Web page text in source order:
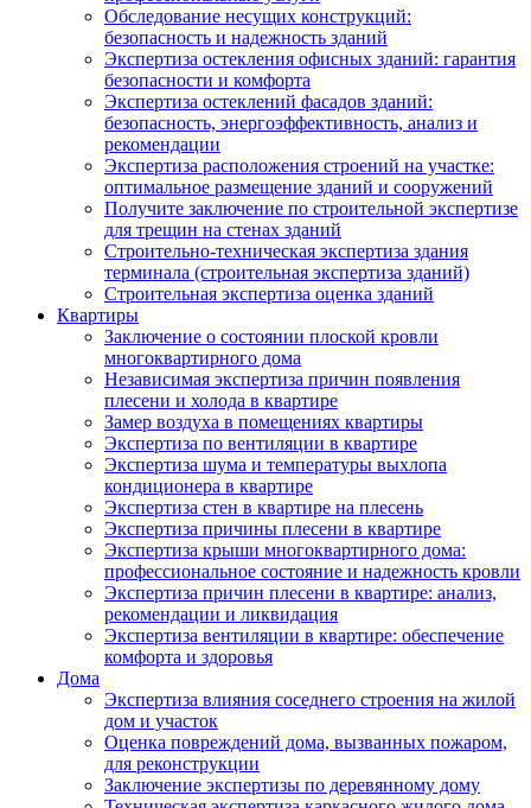
Обследование несущих конструкций:
безопасность и надежность зданий
Экспертиза остекления офисных зданий: гарантия
безопасности и комфорта
Экспертиза остеклений фасадов зданий:
безопасность, энергоэффективность, анализ и
рекомендации
Экспертиза расположения строений на участке:
оптимальное размещение зданий и сооружений
Получите заключение по строительной экспертизе
для трещин на стенах зданий
Строительно-техническая экспертиза здания
терминала (строительная экспертиза зданий)
Строительная экспертиза оценка зданий
Квартиры
Заключение о состоянии плоской кровли
многоквартирного дома
Независимая экспертиза причин появления
плесени и холода в квартире
Замер воздуха в помещениях квартиры
Экспертиза по вентиляции в квартире
Экспертиза шума и температуры выхлопа
кондиционера в квартире
Экспертиза стен в квартире на плесень
Экспертиза причины плесени в квартире
Экспертиза крыши многоквартирного дома:
профессиональное состояние и надежность кровли
Экспертиза причин плесени в квартире: анализ,
рекомендации и ликвидация
Экспертиза вентиляции в квартире: обеспечение
комфорта и здоровья
Дома
Экспертиза влияния соседнего строения на жилой
дом и участок
Оценка повреждений дома, вызванных пожаром,
для реконструкции
Заключение экспертизы по деревянному дому